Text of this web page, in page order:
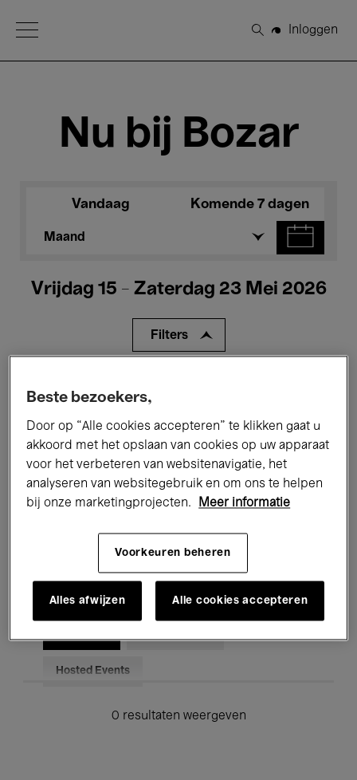
Open Menu
Zoeken
Inloggen
Nu bij Bozar
Vandaag Komende 7 dagen
Maand
Vrijdag 15 - Zaterdag 23 Mei 2026
Filters
Tentoonstellingen Films
Performances Lezingen & Debatten
Jazz Klassieke Muziek Global Music
Elektronische Muziek
Voor iedereen Kids’ Palace
Hosted Events
0 resultaten weergeven
Beste bezoekers,
Door op “Alle cookies accepteren” te klikken gaat u
akkoord met het opslaan van cookies op uw apparaat
voor het verbeteren van websitenavigatie, het
analyseren van websitegebruik en om ons te helpen
bij onze marketingprojecten.
Meer informatie
Voorkeuren beheren
Alles afwijzen Alle cookies accepteren